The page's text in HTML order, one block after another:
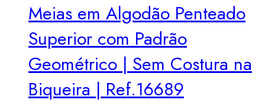
Meias em Algodão Penteado
Superior com Padrão
Geométrico | Sem Costura na
Biqueira | Ref.16689